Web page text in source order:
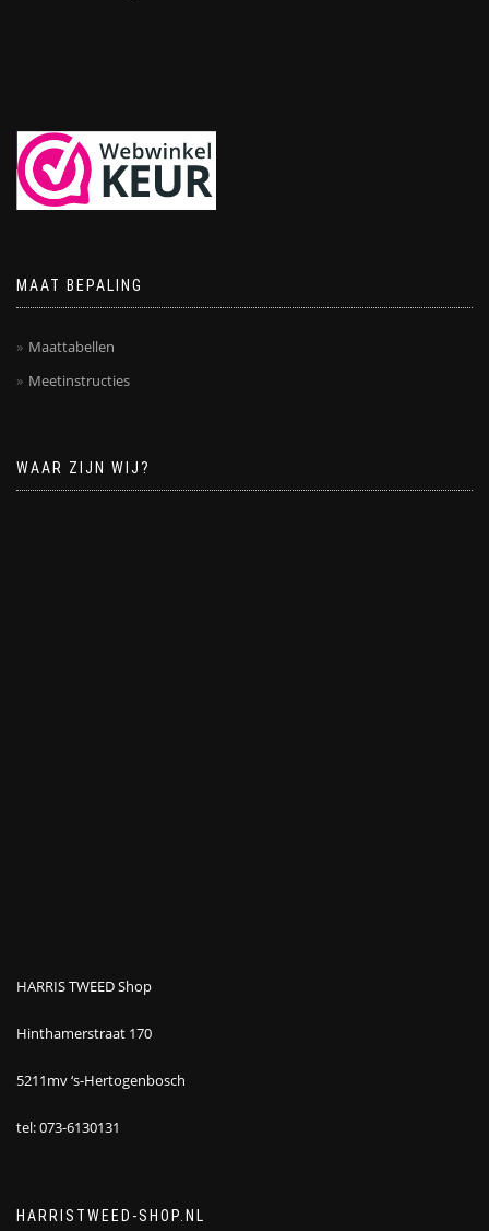
MAAT BEPALING
Maattabellen
Meetinstructies
WAAR ZIJN WIJ?
HARRIS TWEED Shop
Hinthamerstraat 170
5211mv ‘s-Hertogenbosch
tel: 073-6130131
HARRISTWEED-SHOP.NL